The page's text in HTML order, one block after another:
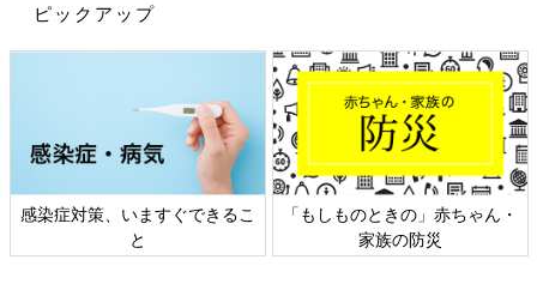
ピックアップ
感染症対策、いますぐできるこ
と
「もしものときの」赤ちゃん・
家族の防災